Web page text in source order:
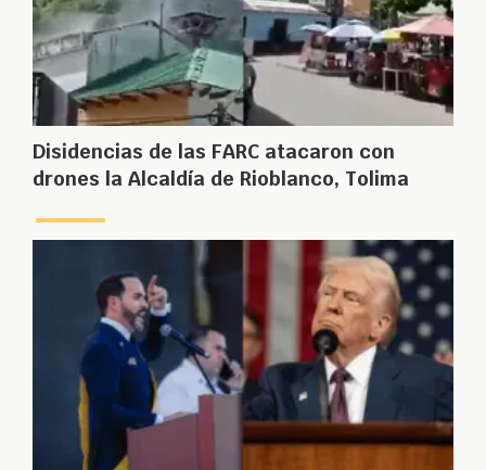
Disidencias de las FARC atacaron con
drones la Alcaldía de Rioblanco, Tolima